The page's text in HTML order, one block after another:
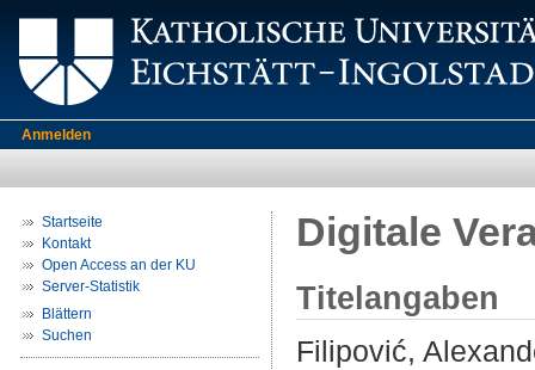
Anmelden
Startseite
Kontakt
Open Access an der KU
Server-Statistik
Blättern
Suchen
Digitale
Titelangaben
Filipović,